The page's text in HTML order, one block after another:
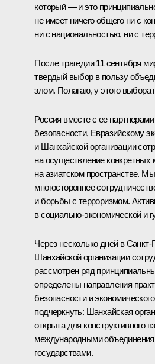
который — и это
не имеет ничего общего ни с
ни с национальностью, ни с
После трагедии 11 сентября
твердый выбор в пользу
злом. Полагаю, у этого выбора
Россия вместе с ее
безопасности, Евразийскому
и Шанхайской организации
на осуществление конкретных
на азиатском пространстве.
многостороннее
и борьбы с терроризмом.
в социально-экономической и
Через несколько дней в
Шанхайской организации
рассмотрен ряд
определены направления
безопасности и
подчеркнуть: Шанхайская
открыта для конструктивного
международными
государствами.